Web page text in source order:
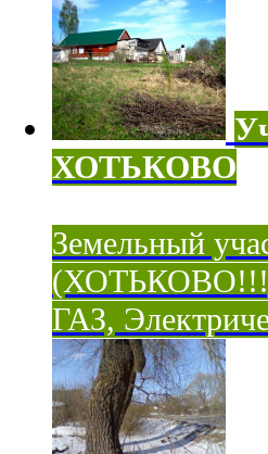
ХОТЬКОВО
Земельный
ГАЗ,